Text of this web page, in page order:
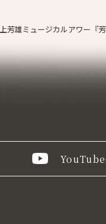
芳雄ミュージカルアワー
YouTube